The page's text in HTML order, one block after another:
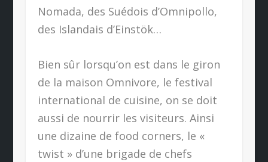
Nomada, des Suédois d’Omnipollo,
des Islandais d’Einstök…
Bien sûr lorsqu’on est dans le giron
de la maison Omnivore, le festival
international de cuisine, on se doit
aussi de nourrir les visiteurs. Ainsi
une dizaine de food corners, le «
twist » d’une brigade de chefs